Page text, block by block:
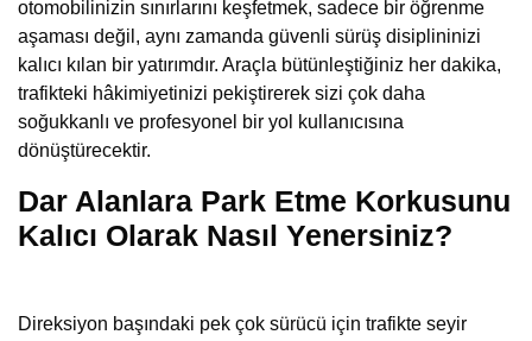
otomobilinizin sınırlarını keşfetmek, sadece bir öğrenme
aşaması değil, aynı zamanda güvenli sürüş disiplininizi
kalıcı kılan bir yatırımdır. Araçla bütünleştiğiniz her dakika,
trafikteki hâkimiyetinizi pekiştirerek sizi çok daha
soğukkanlı ve profesyonel bir yol kullanıcısına
dönüştürecektir.
Dar Alanlara Park Etme Korkusunu
Kalıcı Olarak Nasıl Yenersiniz?
Direksiyon başındaki pek çok sürücü için trafikte seyir